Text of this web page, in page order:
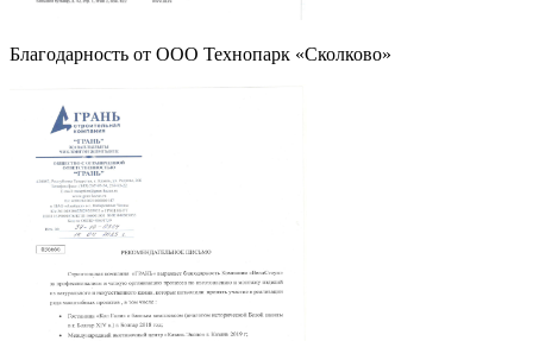
Благодарность от OOO Технопарк «Сколково»